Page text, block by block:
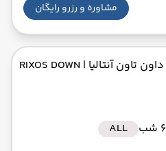
مشاوره و رزرو رایگان
تاون آنتالیا | RIXOS DOWN
6 شب ALL